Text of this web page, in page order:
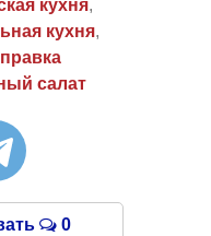
кухня,
кухня,
салат
0